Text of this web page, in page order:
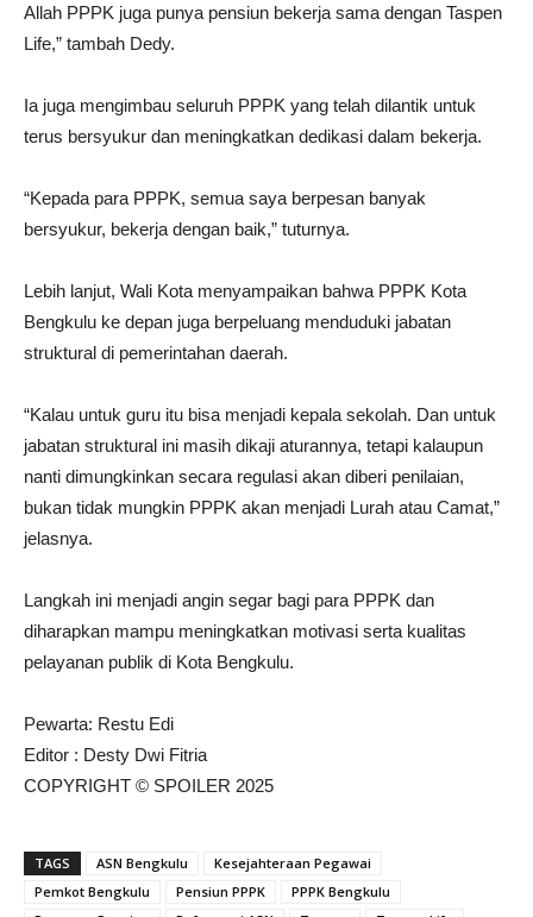
Allah PPPK juga punya pensiun bekerja sama dengan Taspen
Life,” tambah Dedy.
Ia juga mengimbau seluruh PPPK yang telah dilantik untuk
terus bersyukur dan meningkatkan dedikasi dalam bekerja.
“Kepada para PPPK, semua saya berpesan banyak
bersyukur, bekerja dengan baik,” tuturnya.
Lebih lanjut, Wali Kota menyampaikan bahwa PPPK Kota
Bengkulu ke depan juga berpeluang menduduki jabatan
struktural di pemerintahan daerah.
“Kalau untuk guru itu bisa menjadi kepala sekolah. Dan untuk
jabatan struktural ini masih dikaji aturannya, tetapi kalaupun
nanti dimungkinkan secara regulasi akan diberi penilaian,
bukan tidak mungkin PPPK akan menjadi Lurah atau Camat,”
jelasnya.
Langkah ini menjadi angin segar bagi para PPPK dan
diharapkan mampu meningkatkan motivasi serta kualitas
pelayanan publik di Kota Bengkulu.
Pewarta: Restu Edi
Editor : Desty Dwi Fitria
COPYRIGHT © SPOILER 2025
TAGS ASN Bengkulu
Kesejahteraan Pegawai
Pemkot Bengkulu
Pensiun PPPK
PPPK Bengkulu